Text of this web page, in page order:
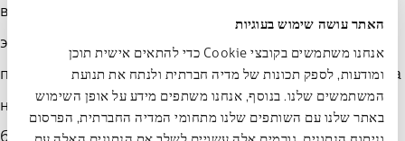
האתר עושה שימוש בעוגיות
אנחנו משתמשים בקובצי Cookie כדי להתאים אישית תוכן
ומודעות, לספק תכונות של מדיה חברתית ולנתח את תנועת
המשתמשים שלנו. בנוסף, אנחנו משתפים מידע על אופן השימוש
באתר שלנו עם השותפים שלנו מתחומי המדיה החברתית, הפרסום
в Израиль, когда репатриировались, и в моем детстве
этажерка всегда присутствовала на заднем плане. На
полках стояли книги и картины, подаренные внуками, а
над полками висели фотографии родителей моих